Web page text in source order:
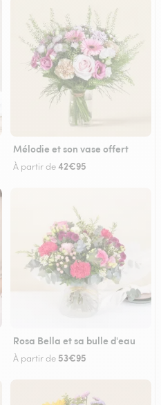
Mélodie et son vase offert
À partir de42€95
Rosa Bella et sa bulle d'eau
À partir de 53€95